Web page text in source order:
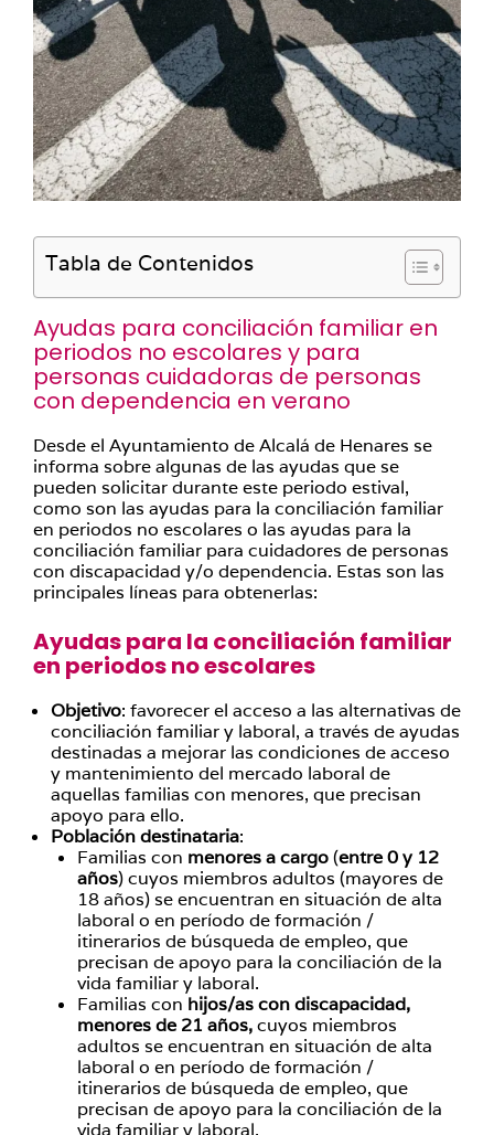
Tabla de Contenidos
Ayudas para conciliación familiar en
periodos no escolares y para
personas cuidadoras de personas
con dependencia en verano
Desde el Ayuntamiento de Alcalá de Henares se
informa sobre algunas de las ayudas que se
pueden solicitar durante este periodo estival,
como son las ayudas para la conciliación familiar
en periodos no escolares o las ayudas para la
conciliación familiar para cuidadores de personas
con discapacidad y/o dependencia. Estas son las
principales líneas para obtenerlas:
Ayudas para la conciliación familiar
en periodos no escolares
Objetivo: favorecer el acceso a las alternativas de
conciliación familiar y laboral, a través de ayudas
destinadas a mejorar las condiciones de acceso
y mantenimiento del mercado laboral de
aquellas familias con menores, que precisan
apoyo para ello.
Población destinataria:
Familias con menores a cargo(entre 0 y 12
años) cuyos miembros adultos (mayores de
18 años) se encuentran en situación de alta
laboral o en período de formación /
itinerarios de búsqueda de empleo, que
precisan de apoyo para la conciliación de la
vida familiar y laboral.
Familias con hijos/as con discapacidad,
menores de 21 años,cuyos miembros
adultos se encuentran en situación de alta
laboral o en período de formación /
itinerarios de búsqueda de empleo, que
precisan de apoyo para la conciliación de la
vida familiar y laboral.